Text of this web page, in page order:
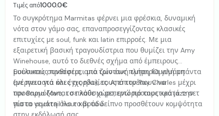
Τιμές από1000.0€
Το συγκρότημα Marmitas φέρνει μια φρέσκια, δυναμική
νότα στον γάμο σας, επαναπροσεγγίζοντας κλασικές
επιτυχίες με soul, funk και latin επιρροές. Με μια
εξαιρετική βασική τραγουδίστρια που θυμίζει την Amy
Winehouse, αυτό το διεθνές σχήμα από έμπειρους
μουσικούς προσφέρει μια ζωντανή εμπειρία γεμάτη
ενέργεια για όλες τις ηλικίες. Από τον Ray Charles μέχρι
τον Bruno Mars, το πλούσιο ρεπερτόριό τους κρατά την
πίστα γεμάτη όλο το βράδυ.
Ευέλικτες συνθέσεις, από τρίο έως πλήρη 10μελή μπάντα
(με πνευστά και έγχορδα), τους επιτρέπουν να
προσαρμόζονται σε κάθε χώρο, ενώ προαιρετικά jazz σετ
για το cocktail hour και το δείπνο προσθέτουν κομψότητα